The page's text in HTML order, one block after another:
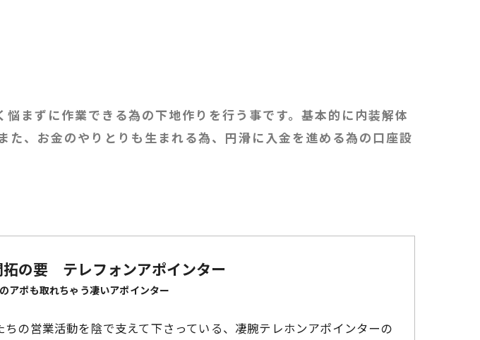
悩まずに作業できる為の下地作りを行う事です。基本的に内装解体
、お金のやりとりも生まれる為、円滑に入金を進める為の口座設
拓の要 テレフォンアポインター
アポも取れちゃう凄いアポインター
ちの営業活動を陰で支えて下さっている、凄腕テレホンアポインターの